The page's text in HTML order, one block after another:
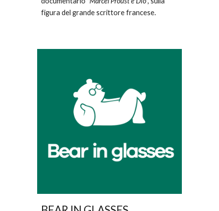
figura del grande scrittore francese.